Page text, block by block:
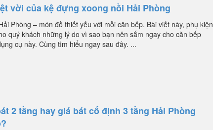
vời của kệ đựng xoong nồi Hải Phòng
Phòng – món đồ thiết yếu với mỗi căn bếp. Bài viết này, phụ kiện
quý khách những lý do vì sao bạn nên sắm ngay cho căn bếp
cụ này. Cùng tìm hiểu ngay sau đây. ...
2 tầng hay giá bát cố định 3 tầng Hải Phòng